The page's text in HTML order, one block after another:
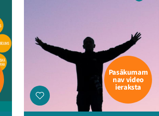
Pasākumam
nav video
ieraksta